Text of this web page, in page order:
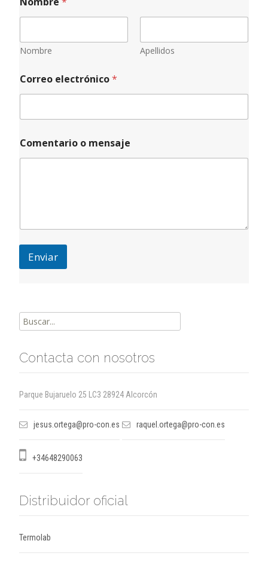
Nombre Apellidos
m
e
s
j
e
m
e
Correo electrónico*
Comentario o mensaje
Enviar
Buscar
por:
Contacta con nosotros
Parque Bujaruelo 25 LC3 28924 Alcorcón
jesus.ortega@pro-con.es raquel.ortega@pro-con.es
+34648290063
Distribuidor oficial
Termolab